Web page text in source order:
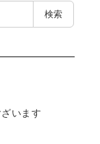
検索
います